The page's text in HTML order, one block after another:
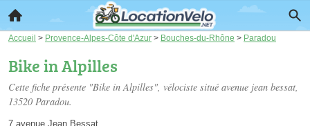
Accueil > Provence-Alpes-Côte d'Azur > Bouches-du-Rhône > Paradou
Bike in Alpilles
Cette fiche présente "Bike in Alpilles", vélociste situé avenue jean bessat,
13520 Paradou.
7 avenue Jean Bessat